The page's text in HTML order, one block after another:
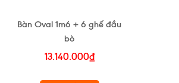
Bàn Oval 1m6 + 6 ghế đầu
bò
13.140.000₫